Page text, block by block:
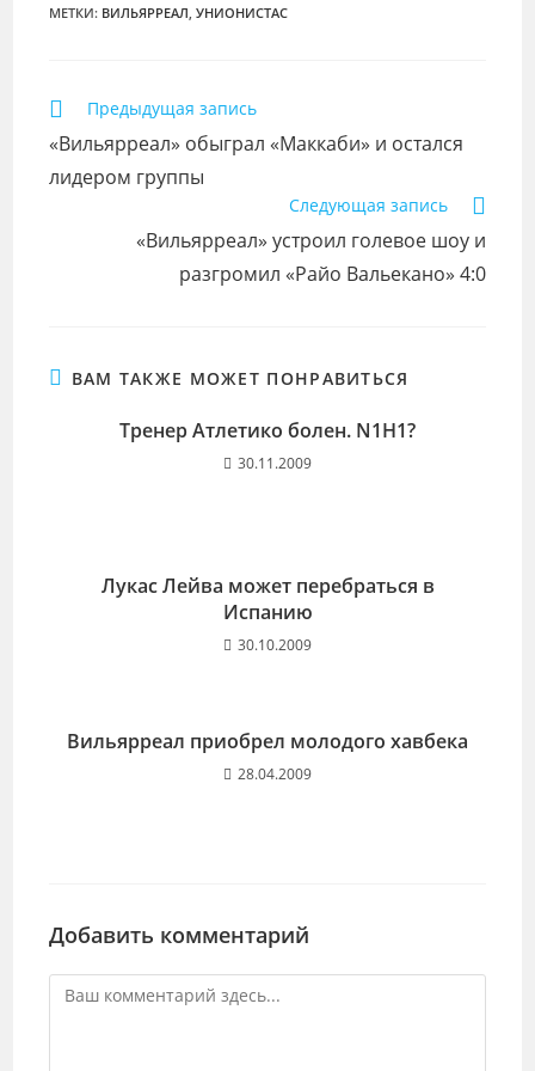
МЕТКИ: ВИЛЬЯРРЕАЛ УНИОНИСТАС
Еще
Предыдущая запись
«Вильярреал» обыграл «Маккаби» и остался
лидером группы
Следующая запись
«Вильярреал» устроил голевое шоу и
разгромил «Райо Вальекано» 4:0
ВАМ ТАКЖЕ МОЖЕТ ПОНРАВИТЬСЯ
Тренер Атлетико болен. N1H1?
30.11.2009
Лукас Лейва может перебраться в
Испанию
30.10.2009
Вильярреал приобрел молодого хавбека
28.04.2009
Добавить комментарий
Комментарий